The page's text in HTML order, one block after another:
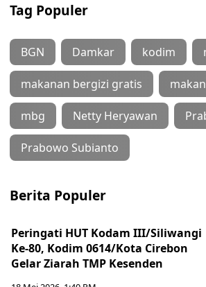
Tag Populer
BGN Damkar kodim
makanan bergizi gratis
mbg Netty Heryawan
Prabowo Subianto
Berita Populer
Peringati HUT Kodam III/Siliwangi
Ke-80, Kodim 0614/Kota Cirebon
Gelar Ziarah TMP Kesenden